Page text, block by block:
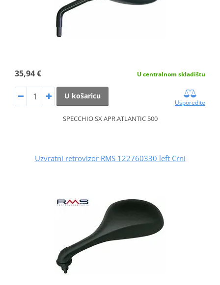
35,94 € U centralnom skladištu
U košaricu
Usporedite
SPECCHIO SX APR.ATLANTIC 500
Uzvratni retrovizor RMS 122760330 left Crni